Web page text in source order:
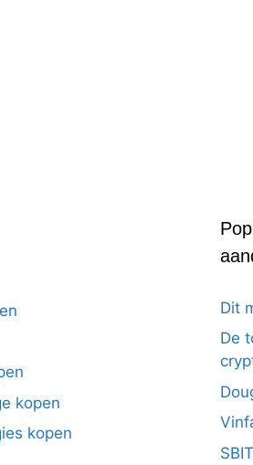
kopen
kopen
Dit
De